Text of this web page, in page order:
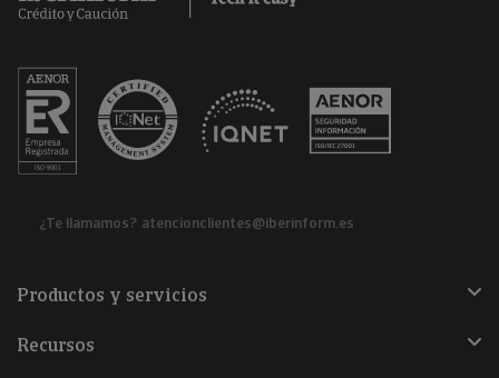
¿Te llamamos? atencionclientes@iberinform.es
Productos y servicios
Recursos